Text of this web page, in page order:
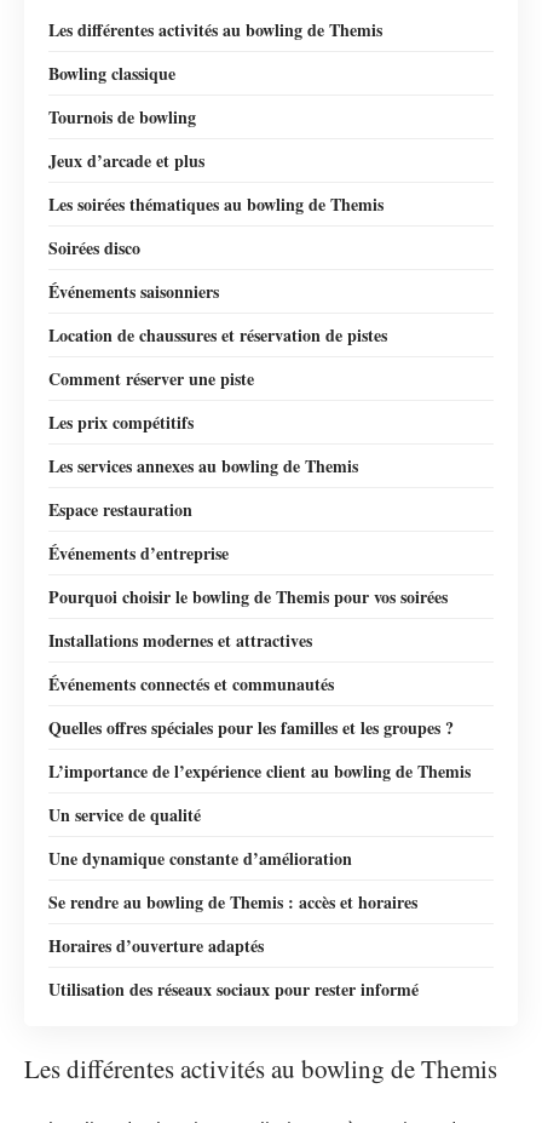
Les différentes activités au bowling de Themis
Bowling classique
Tournois de bowling
Jeux d’arcade et plus
Les soirées thématiques au bowling de Themis
Soirées disco
Événements saisonniers
Location de chaussures et réservation de pistes
Comment réserver une piste
Les prix compétitifs
Les services annexes au bowling de Themis
Espace restauration
Événements d’entreprise
Pourquoi choisir le bowling de Themis pour vos soirées
Installations modernes et attractives
Événements connectés et communautés
Quelles offres spéciales pour les familles et les groupes ?
L’importance de l’expérience client au bowling de Themis
Un service de qualité
Une dynamique constante d’amélioration
Se rendre au bowling de Themis : accès et horaires
Horaires d’ouverture adaptés
Utilisation des réseaux sociaux pour rester informé
Les différentes activités au bowling de Themis